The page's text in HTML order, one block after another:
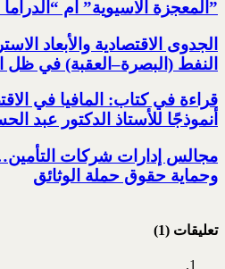
‏”المعجزة الاسيوية” أم
الجدوى الاقتصادية والأبعاد
النفط (البصرة–العقبة) ‏في
قراءة في كتاب: المافيا في
أنموذجًا للأستاذ الدكتور عبد
مجالس إدارات شركات
وحماية حقوق حملة الوثائق
تعليقات (1)